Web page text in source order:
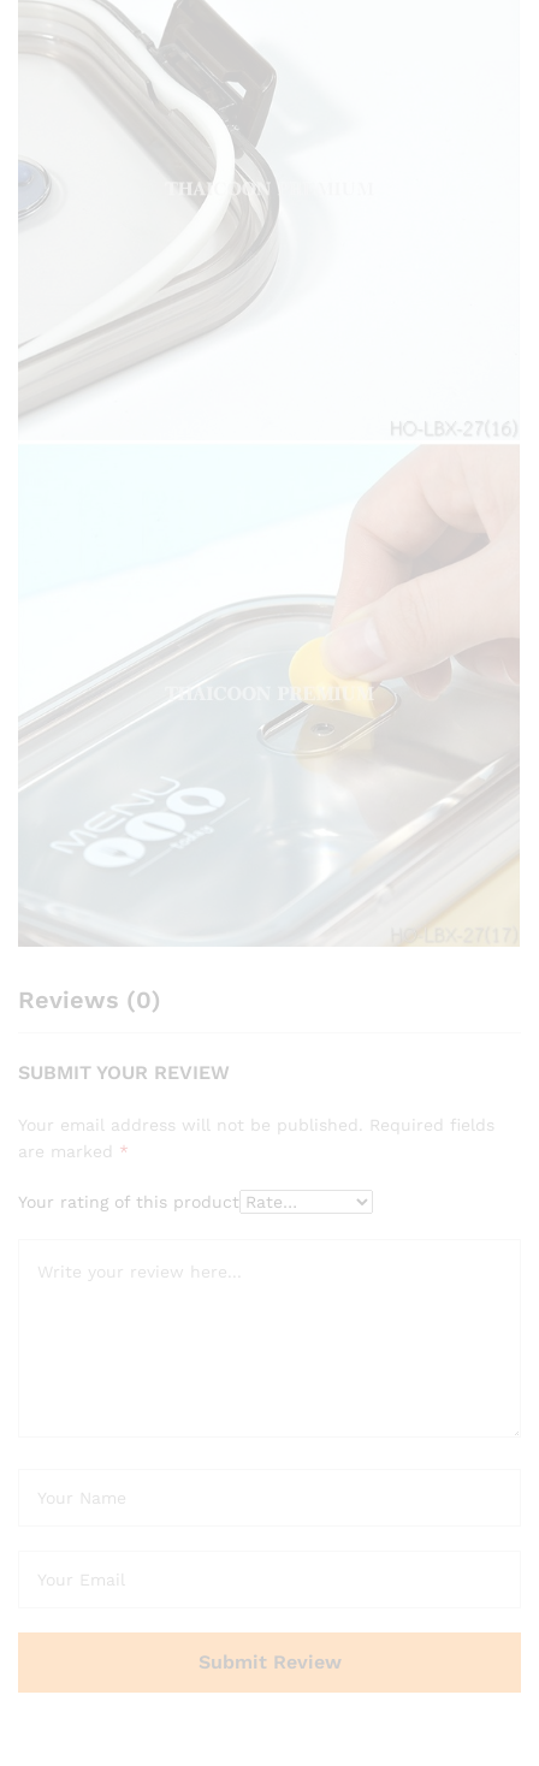
Reviews (0)
SUBMIT YOUR REVIEW
Your email address will not be published.
Required fields
are marked *
Your rating of this product